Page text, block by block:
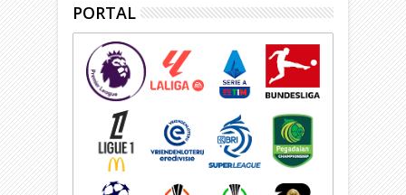
PORTAL